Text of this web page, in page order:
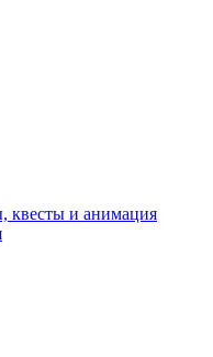
квесты и анимация